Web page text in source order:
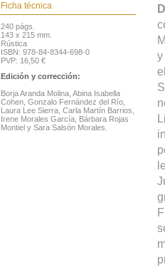
Ficha técnica
240 págs.
143 x 215 mm.
Rústica
ISBN: 978-84-8344-698-0
PVP: 16,50 €
Edición y corrección:
Borja Aranda Molina, Abina Isabella
Cohen, Gonzalo Fernández del Río,
Laura Lee Sierra, Carla Martín Barrios,
Irene Morales García, Bárbara Rojas
Montiel y Sara Salsón Morales.
y